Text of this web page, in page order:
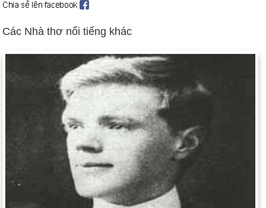
mạc tại Bắc Kinh, Trung Quốc.
Các Nhà thơ nổi tiếng khác